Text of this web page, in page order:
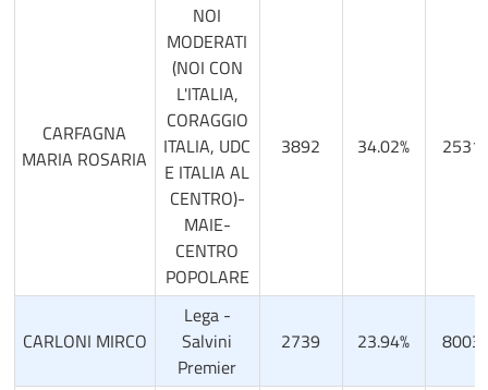
CARFAGNA
MARIA ROSARIA
NOI
MODERATI
(NOI CON
L'ITALIA,
CORAGGIO
ITALIA, UDC
E ITALIA AL
CENTRO)-
MAIE-
CENTRO
POPOLARE
3892 34.02% 2531
CARLONI MIRCO
Lega -
Salvini
Premier
2739 23.94% 8003